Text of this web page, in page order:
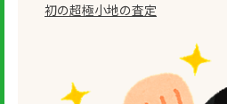
初の超極小地の査定